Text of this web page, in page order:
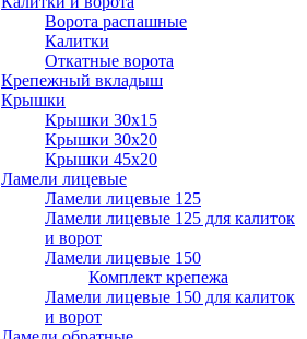
Ворота распашные
Калитки
Откатные ворота
Крепежный вкладыш
Крышки
Крышки 30х15
Крышки 30х20
Крышки 45х20
Ламели лицевые
Ламели лицевые 125
Ламели лицевые 125 для калиток
и ворот
Ламели лицевые 150
Комплект крепежа
Ламели лицевые 150 для калиток
и ворот